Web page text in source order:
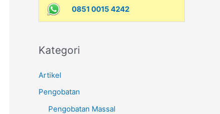
0851 0015 4242
Kategori
Artikel
Pengobatan
Pengobatan Massal